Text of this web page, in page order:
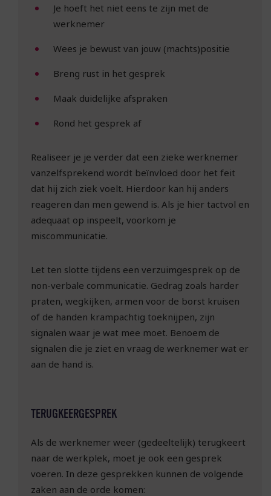
Je hoeft het niet eens te zijn met de
werknemer
Wees je bewust van jouw (machts)positie
Breng rust in het gesprek
Maak duidelijke afspraken
Rond het gesprek af
Realiseer je je verder dat een zieke werknemer
vanzelfsprekend wordt beïnvloed door het feit
dat hij zich ziek voelt. Hierdoor kan hij anders
reageren dan men gewend is. Als je hier tactvol en
adequaat op inspeelt, voorkom je
miscommunicatie.
Let ten slotte tijdens een verzuimgesprek op de
non-verbale communicatie. Gedrag zoals harder
praten, wegkijken, armen voor de borst kruisen
of de handen krampachtig toeknijpen, zijn
signalen waar je wat mee moet. Benoem de
signalen die je ziet en vraag de werknemer wat er
aan de hand is.
TERUGKEERGESPREK
Als de werknemer weer (gedeeltelijk) terugkeert
naar de werkplek, moet je ook een gesprek
voeren. In deze gesprekken kunnen de volgende
zaken aan de orde komen: